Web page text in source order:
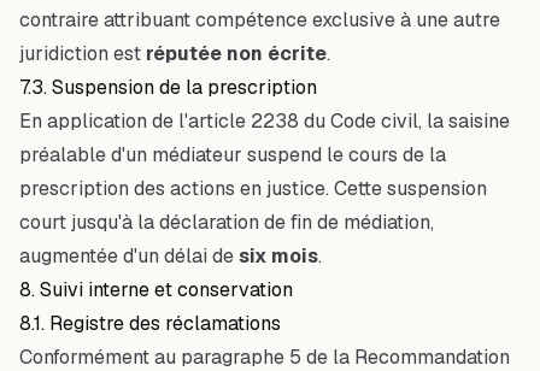
contraire attribuant compétence exclusive à une autre
juridiction est réputée non écrite.
7.3. Suspension de la prescription
En application de l'article 2238 du Code civil, la saisine
préalable d'un médiateur suspend le cours de la
prescription des actions en justice. Cette suspension
court jusqu'à la déclaration de fin de médiation,
augmentée d'un délai desix mois.
8. Suivi interne et conservation
8.1. Registre des réclamations
Conformément au paragraphe 5 de la Recommandation